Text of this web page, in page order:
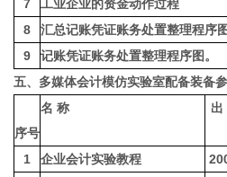
7 工业企业的资金动作过程
8
汇总记账凭证账务处置整理程序
9
记账凭证账务处置整理程序图。
五、 多媒体会计模仿实验室配备装备
序号
名 称 出
1 企业会计实验教程